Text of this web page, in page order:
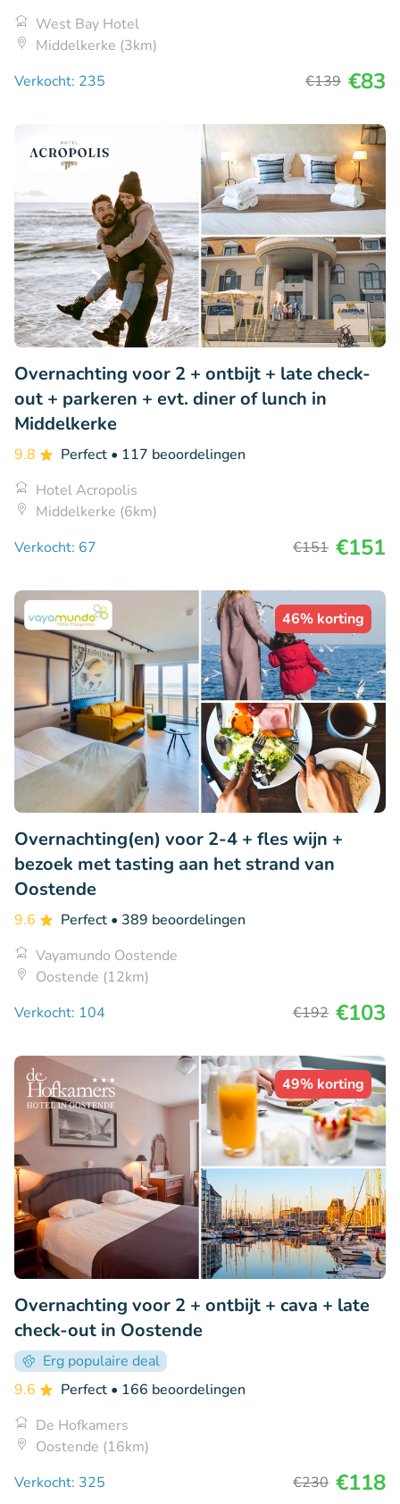
West Bay Hotel
Middelkerke (3km)
Verkocht: 235
€139 €83
Overnachting voor 2 + ontbijt + late check-
out + parkeren + evt. diner of lunch in
Middelkerke
9.8 Perfect • 117 beoordelingen
Hotel Acropolis
Middelkerke (6km)
Verkocht: 67
€151 €151
46% korting
Overnachting(en) voor 2-4 + fles wijn +
bezoek met tasting aan het strand van
Oostende
9.6 Perfect • 389 beoordelingen
Vayamundo Oostende
Oostende (12km)
Verkocht: 104
€192 €103
49% korting
Overnachting voor 2 + ontbijt + cava + late
check-out in Oostende
Erg populaire deal
9.6
Perfect • 166 beoordelingen
De Hofkamers
Oostende (16km)
Verkocht: 325
€230 €118